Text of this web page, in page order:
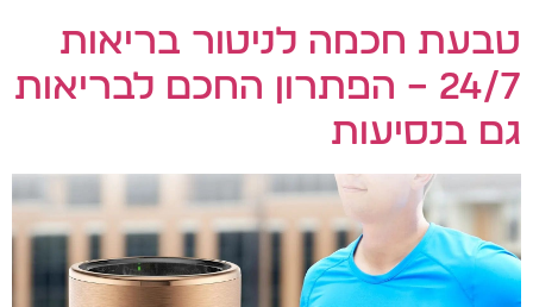
טבעת חכמה לניטור בריאות
24/7 – הפתרון החכם לבריאות
גם בנסיעות